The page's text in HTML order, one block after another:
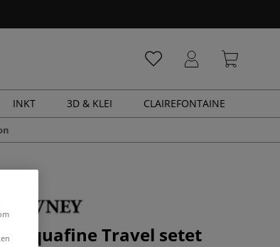
INKT 3D & KLEI CLAIREFONTAINE
Aquafine Travel setet